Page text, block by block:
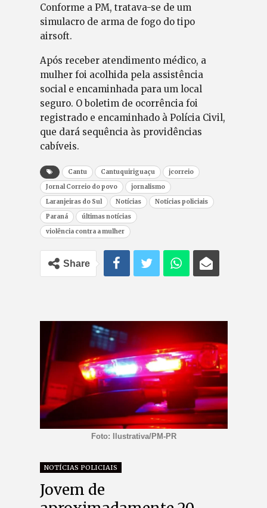
Conforme a PM, tratava-se de um
simulacro de arma de fogo do tipo
airsoft.
Após receber atendimento médico, a
mulher foi acolhida pela assistência
social e encaminhada para um local
seguro. O boletim de ocorrência foi
registrado e encaminhado à Polícia Civil,
que dará sequência às providências
cabíveis.
Cantu Cantuquiriguaçu
jcorreio
Jornal Correio do povo
jornalismo
Laranjeiras do Sul
Notícias
Notícias policiais
Paraná
últimas notícias
violência contra a mulher
Share
Foto: Ilustrativa/PM-PR
NOTÍCIAS POLICIAIS
Jovem de